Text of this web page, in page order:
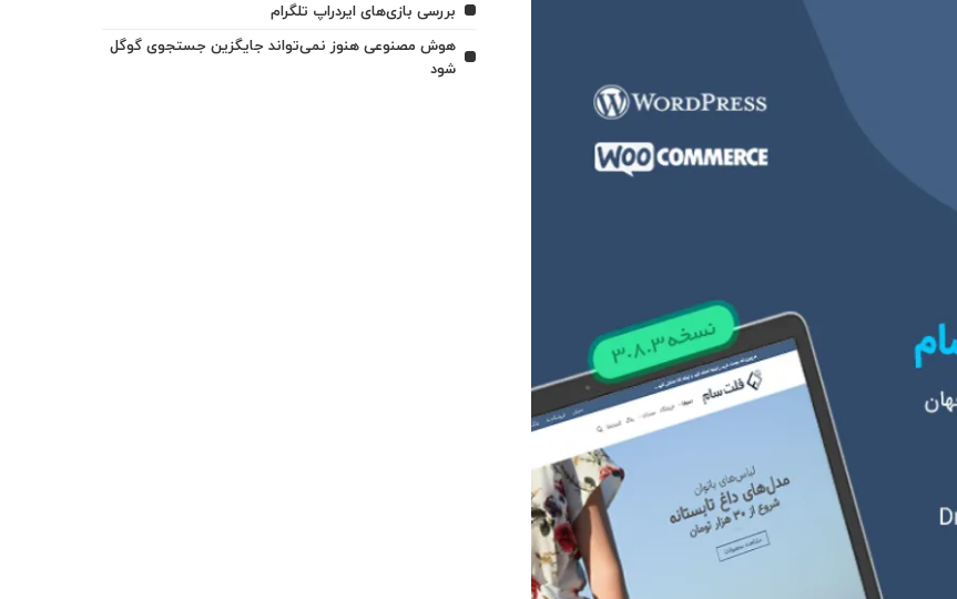
بررسی بازی‌های ایردراپ تلگرام
هوش مصنوعی هنوز نمی‌تواند جایگزین جستجوی گوگل
شود